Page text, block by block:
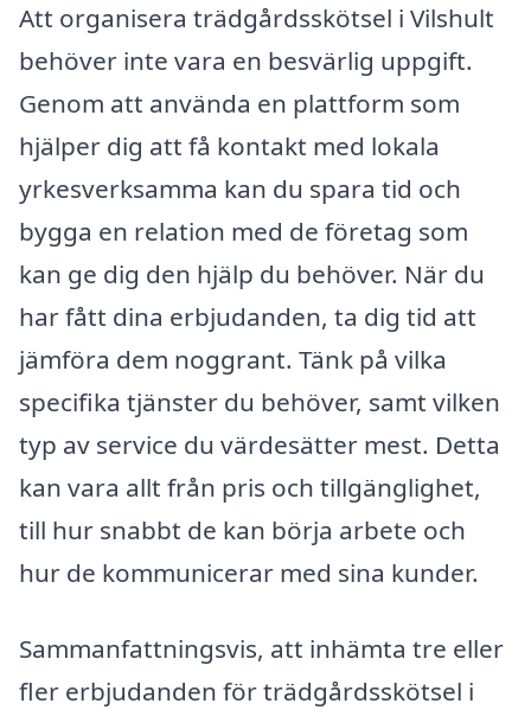
Att organisera trädgårdsskötsel i Vilshult
behöver inte vara en besvärlig uppgift.
Genom att använda en plattform som
hjälper dig att få kontakt med lokala
yrkesverksamma kan du spara tid och
bygga en relation med de företag som
kan ge dig den hjälp du behöver. När du
har fått dina erbjudanden, ta dig tid att
jämföra dem noggrant. Tänk på vilka
specifika tjänster du behöver, samt vilken
typ av service du värdesätter mest. Detta
kan vara allt från pris och tillgänglighet,
till hur snabbt de kan börja arbete och
hur de kommunicerar med sina kunder.
Sammanfattningsvis, att inhämta tre eller
fler erbjudanden för trädgårdsskötsel i